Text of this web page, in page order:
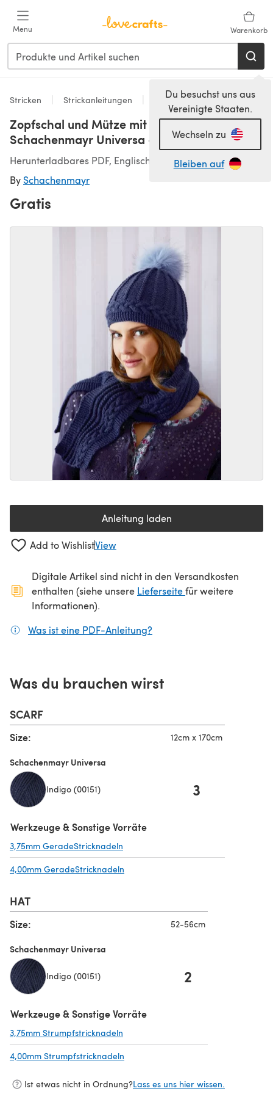
Menu Warenkorb
Du besuchst uns aus
Vereinigte Staaten.
Wechseln zu
Bleiben auf
Stricken Strickanleitungen Mützen
Zopfschal und Mütze mit Pompon in
Schachenmayr Universa - S7548
Herunterladbares PDF, Englisch, Deutsch
By Schachenmayr
Gratis
Anleitung laden(öffnet sich in einem neuen
Add to WishlistView
Digitale Artikel sind nicht in den Versandkosten
enthalten (siehe unsere Lieferseite(öffnet sich in
für weitere
Informationen).
Was ist eine PDF-Anleitung?
Was du brauchen wirst
SCARF
Size: 12cm x 170cm
Schachenmayr Universa
Indigo (00151) 3
Werkzeuge & Sonstige Vorräte
3,75mm GeradeStricknadeln
4,00mm GeradeStricknadeln
HAT
Size: 52-56cm
Schachenmayr Universa
Indigo (00151) 2
Werkzeuge & Sonstige Vorräte
3,75mm Strumpfstricknadeln
4,00mm Strumpfstricknadeln
Ist etwas nicht in Ordnung?Lass es uns hier wissen.